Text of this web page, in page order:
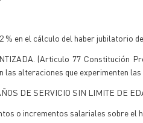
% en el cálculo del haber jubilatorio
(Articulo 77 Constitución
las alteraciones que experimenten
DE SERVICIO SIN LIMITE DE
o incrementos salariales sobre el